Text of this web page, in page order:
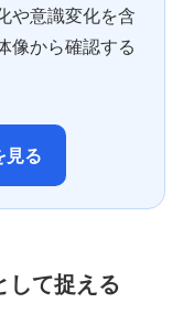
や意識変化を含
像から確認する
見る
して捉える